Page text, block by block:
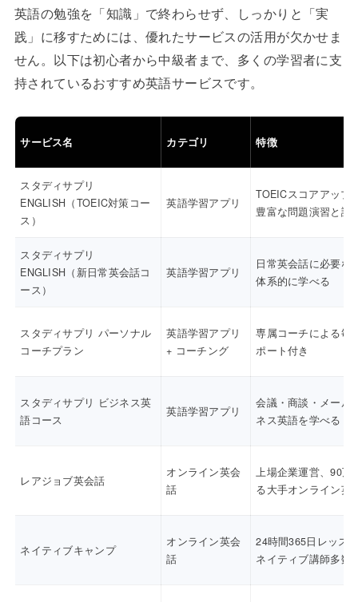
英語の勉強を「知識」で終わらせず、しっかりと「実
践」に移すためには、優れたサービスの活用が欠かせま
せん。以下は初心者から中級者まで、多くの学習者に支
持されているおすすめ英語サービスです。
サービス名 カテゴリ 特徴
スタディサプリ
ENGLISH（TOEIC対策コー
ス）
英語学習アプリ
TOEICスコアアップ
豊富な問題演習と講
スタディサプリ
ENGLISH（新日常英会話コ
ース）
英語学習アプリ
日常英会話に必要な
体系的に学べる
スタディサプリ パーソナル
コーチプラン
英語学習アプリ
+ コーチング
専属コーチによる毎
ポート付き
スタディサプリ ビジネス英
語コース
英語学習アプリ
会議・商談・メール
ネス英語を学べる
レアジョブ英会話
オンライン英会
話
上場企業運営、90万
る大手オンライン英
ネイティブキャンプ
オンライン英会
話
24時間365日レッス
ネイティブ講師多数